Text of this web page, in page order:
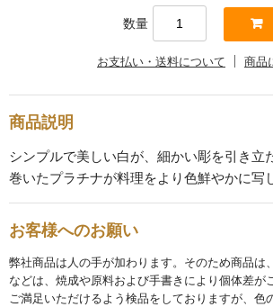
BY CATEGORY
plate
碗・鉢・ボール
bowl
数量
お支払い・送料について 商品
商品説明
シンプルで美しい白が、細かい彫を引き立
巻いたプラチナが料理をより色鮮やかに写
お客様へのお願い
弊社商品は人の手が加わります。そのため商品は
などは、焼成や原料および手書きにより個体差が
ご満足いただけるよう検品をしておりますが、色